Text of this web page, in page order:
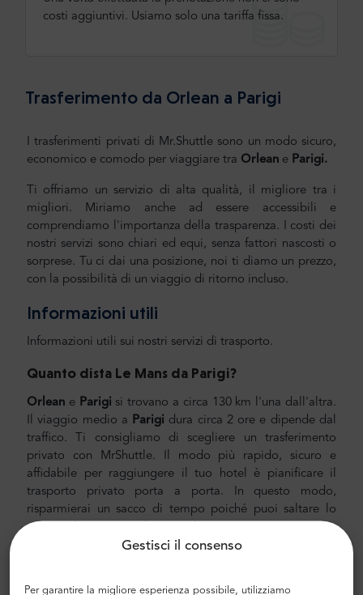
Gestisci il consenso
Per garantire la migliore esperienza possibile, utilizziamo
costi aggiuntivi. Usiamo solo una tariffa fissa.
Trasferimento da Orlean a Parigi
I trasferimenti privati di Mr.Shuttle sono un modo sicuro,
economico e comodo per viaggiare tra Orlean e Parigi.
Ti offriamo un servizio di alta qualità, il migliore tra i
migliori. Miriamo anche ad essere accessibili e
comprendiamo l'importanza della trasparenza. I costi dei
nostri servizi sono chiari ed equi, senza fattori nascosti o
sorprese. Tu ci dai una posizione, noi ti diamo un prezzo,
con la possibilità di un viaggio di ritorno incluso.
Informazioni utili
Informazioni utili sui nostri servizi di trasporto.
Quanto dista Le Mans da Parigi?
Orlean e Parigi si trovano a circa 130 km l'una dall'altra.
Il viaggio medio a Parigi dura circa 2 ore e dipende dal
traffico. Ti consigliamo di scegliere un trasferimento
privato con MrShuttle. Il modo più rapido, sicuro e
affidabile per raggiungere il tuo hotel è pianificare il
trasporto privato porta a porta. In questo modo,
risparmierai un sacco di tempo poiché puoi saltare lo
spiacevole processo di capire il tuo percorso, navigare in
città e trovare la tua strada.